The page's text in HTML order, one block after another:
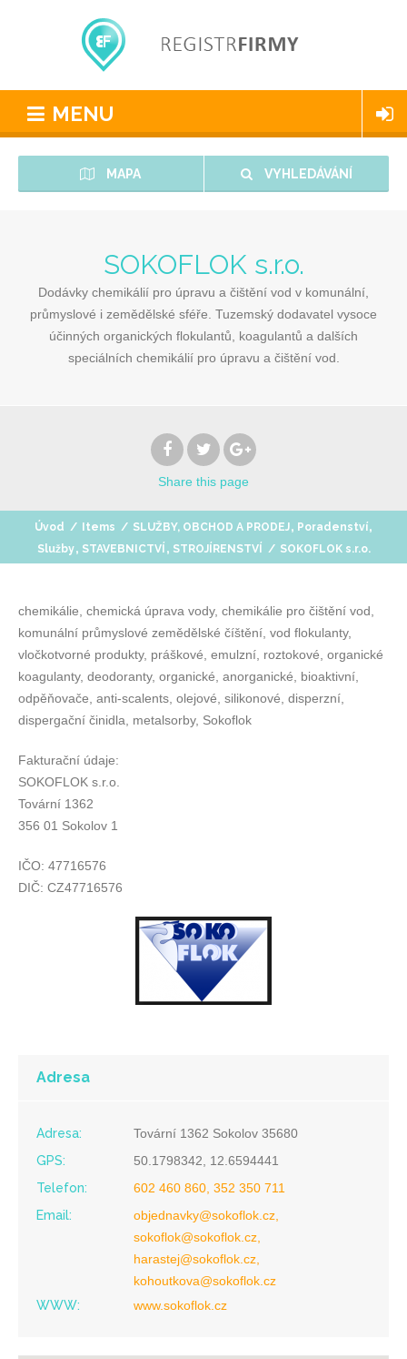
MENU
MAPA VYHLEDÁVÁNÍ
SOKOFLOK s.r.o.
Dodávky chemikálií pro úpravu a čištění vod v komunální,
průmyslové i zemědělské sféře. Tuzemský dodavatel vysoce
účinných organických flokulantů, koagulantů a dalších
speciálních chemikálií pro úpravu a čištění vod.
Share this page
Úvod / Items / SLUŽBY, OBCHOD A PRODEJ, Poradenství,
Služby, STAVEBNICTVÍ , STROJÍRENSTVÍ / SOKOFLOK s.r.o.
chemikálie, chemická úprava vody, chemikálie pro čištění vod,
komunální průmyslové zemědělské číštění, vod flokulanty,
vločkotvorné produkty, práškové, emulzní, roztokové, organické
koagulanty, deodoranty, organické, anorganické, bioaktivní,
odpěňovače, anti-scalents, olejové, silikonové, disperzní,
dispergační činidla, metalsorby, Sokoflok
Fakturační údaje:
SOKOFLOK s.r.o.
Tovární 1362
356 01 Sokolov 1
IČO: 47716576
DIČ: CZ47716576
Adresa
Adresa:
Tovární 1362 Sokolov 35680
GPS:
50.1798342, 12.6594441
Telefon:
602 460 860, 352 350 711
Email:
objednavky@sokoflok.cz,
sokoflok@sokoflok.cz,
harastej@sokoflok.cz,
kohoutkova@sokoflok.cz
WWW:
www.sokoflok.cz